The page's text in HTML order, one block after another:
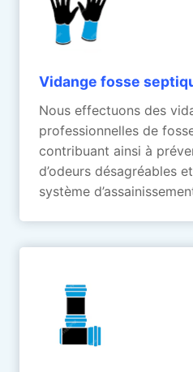
Vidange fosse
Nous effectuons des
professionnelles de
contribuant ainsi à
d’odeurs désagréables
système